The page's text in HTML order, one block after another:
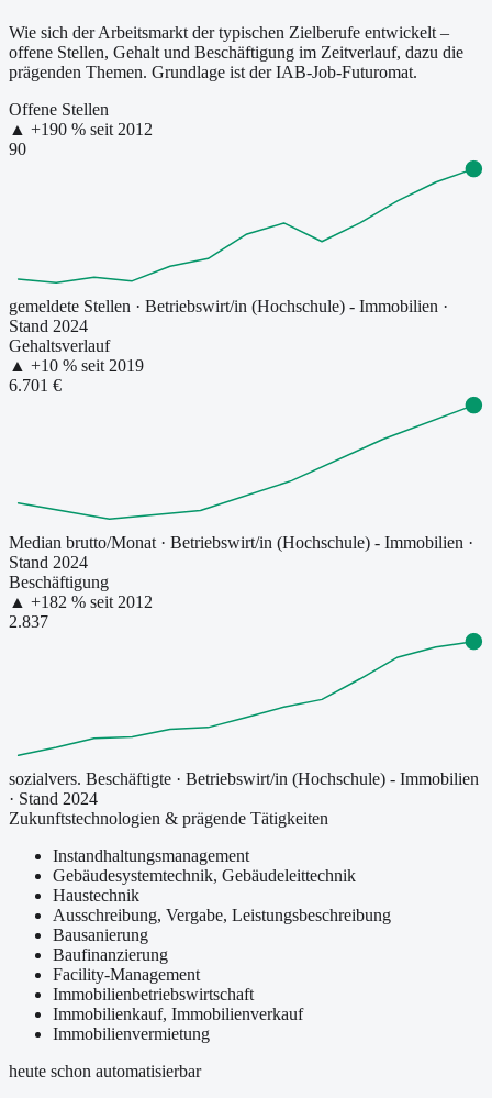
Wie sich der Arbeitsmarkt der typischen Zielberufe entwickelt –
offene Stellen, Gehalt und Beschäftigung im Zeitverlauf, dazu die
prägenden Themen. Grundlage ist der IAB-Job-Futuromat.
Offene Stellen
▲ +190 % seit 2012
90
gemeldete Stellen · Betriebswirt/in (Hochschule) - Immobilien ·
Stand 2024
Gehaltsverlauf
▲ +10 % seit 2019
6.701 €
Median brutto/Monat · Betriebswirt/in (Hochschule) - Immobilien ·
Stand 2024
Beschäftigung
▲ +182 % seit 2012
2.837
sozialvers. Beschäftigte · Betriebswirt/in (Hochschule) - Immobilien
· Stand 2024
Zukunftstechnologien & prägende Tätigkeiten
Instandhaltungsmanagement
Gebäudesystemtechnik, Gebäudeleittechnik
Haustechnik
Ausschreibung, Vergabe, Leistungsbeschreibung
Bausanierung
Baufinanzierung
Facility-Management
Immobilienbetriebswirtschaft
Immobilienkauf, Immobilienverkauf
Immobilienvermietung
heute schon automatisierbar